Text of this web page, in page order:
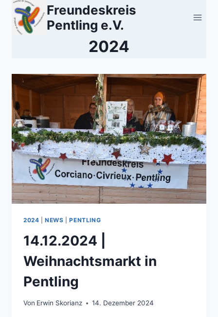
Zum
Inhalt
springen
Freundeskreis
Pentling e.V.
2024
2024 |NEWS |PENTLING
14.12.2024 |
Weihnachtsmarkt in
Pentling
Von Erwin Skorianz 14. Dezember 2024